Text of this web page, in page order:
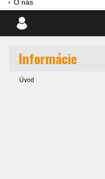
O nás
Informácie
Úvod